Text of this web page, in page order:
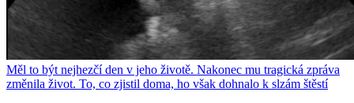
Měl to být nejhezčí den v jeho životě. Nakonec mu tragická zpráva
změnila život. To, co zjistil doma, ho však dohnalo k slzám štěstí